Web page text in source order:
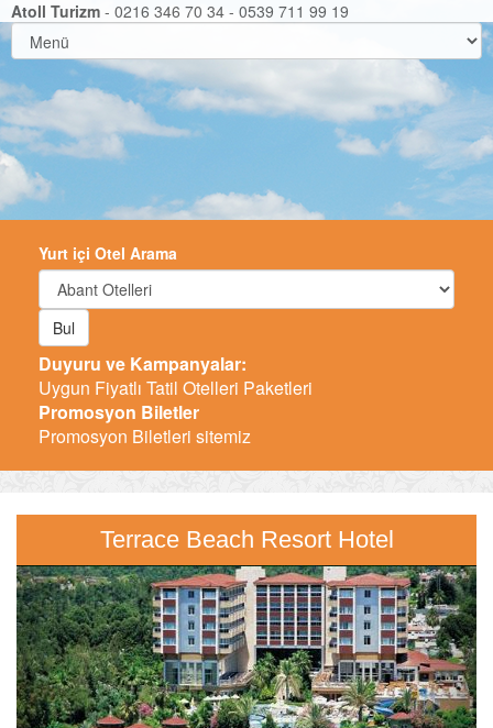
Atoll Turizm - 0216 346 70 34 - 0539 711 99 19
Yurt içi Otel Arama
Bul
Duyuru ve Kampanyalar:
Uygun Fiyatlı Tatil Otelleri Paketleri
Promosyon Biletler
Promosyon Biletleri sitemiz
Terrace Beach Resort Hotel
Previous Next